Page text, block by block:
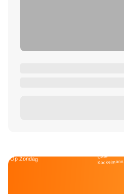
Op Zondag Café
Kockelmann